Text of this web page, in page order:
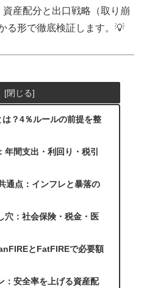
産配分と出口戦略（取り崩
る形で徹底検証します。💡
？4％ルールの前提を整
年間支出・利回り・税引
通点：インフレと暴落の
穴：社会保険・税金・医
とFatFIREで必要額
：安全率を上げる資産配